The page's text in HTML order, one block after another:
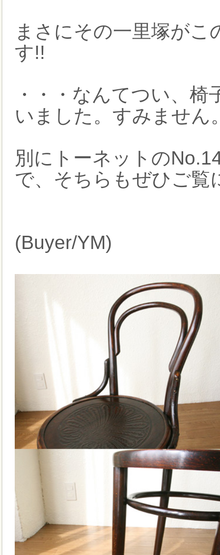
まさにその一里塚が
す!!
・・・なんてつい、
いました。すみません
別にトーネットの
で、そちらもぜひご覧
(Buyer/YM)